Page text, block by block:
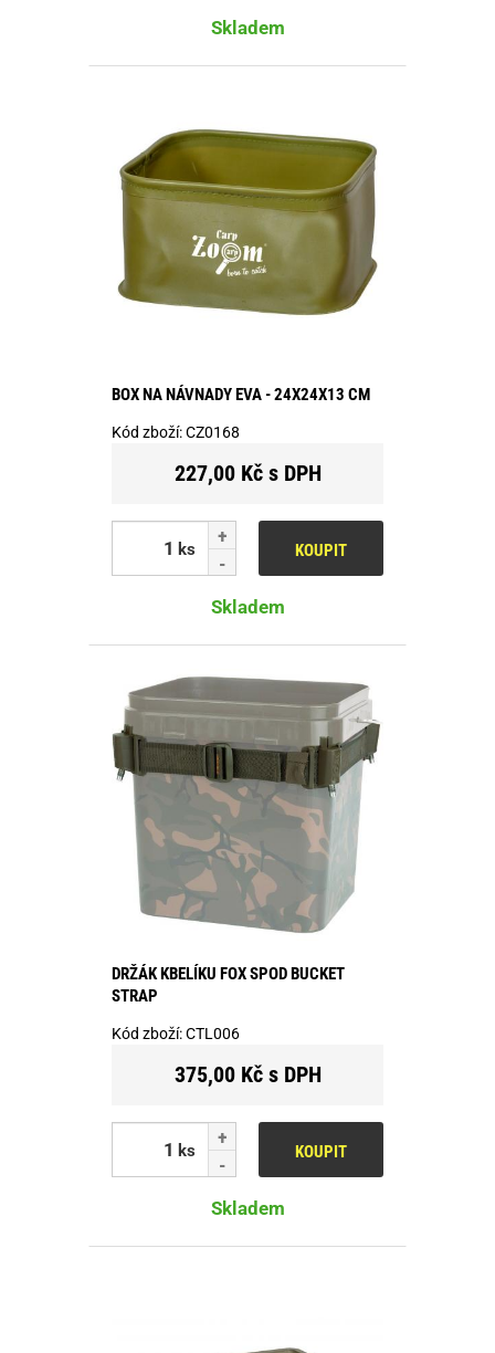
Skladem
BOX NA NÁVNADY EVA - 24X24X13 CM
Kód zboží:CZ0168
227,00 Kč s DPH
ks KOUPIT
Skladem
DRŽÁK KBELÍKU FOX SPOD BUCKET
STRAP
Kód zboží:CTL006
375,00 Kč s DPH
ks KOUPIT
Skladem